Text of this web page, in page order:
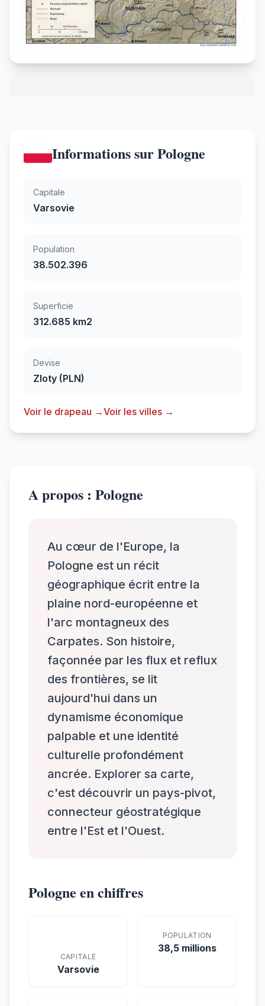
Informations sur Pologne
Capitale
Varsovie
Population
38.502.396
Superficie
312.685 km2
Devise
Zloty (PLN)
Voir le drapeau →Voir les villes →
A propos : Pologne
Au cœur de l'Europe, la
Pologne est un récit
géographique écrit entre la
plaine nord-européenne et
l'arc montagneux des
Carpates. Son histoire,
façonnée par les flux et reflux
des frontières, se lit
aujourd'hui dans un
dynamisme économique
palpable et une identité
culturelle profondément
ancrée. Explorer sa carte,
c'est découvrir un pays-pivot,
connecteur géostratégique
entre l'Est et l'Ouest.
Pologne en chiffres
CAPITALE
Varsovie
POPULATION
38,5 millions